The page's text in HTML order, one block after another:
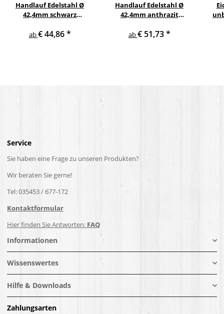
Handlauf Edelstahl Ø
42,4mm schwarz
gewinkelte Edelstahl
ab€ 44,86*
Handlauf Edelstahl Ø
42,4mm anthrazit
gewinkelte anthrazit
ab€ 51,73*
Service
Sie haben eine Frage zu unseren Produkten?
Wir beraten Sie gerne!
Tel: 035453 / 677-172
Kontaktformular
Hier finden Sie Antworten: FAQ
Informationen
Wissenswertes
Hilfe & Downloads
Zahlungsarten